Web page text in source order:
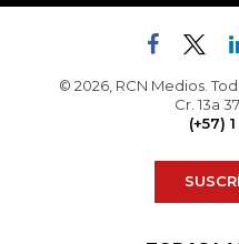
© 2026, RCN Medios.
Cr. 13a
(+57)